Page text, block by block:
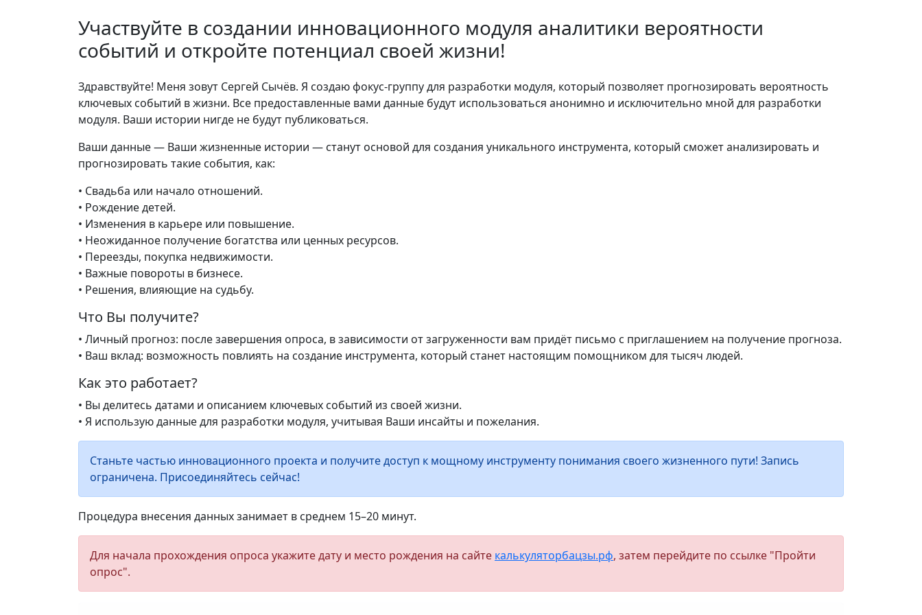
Участвуйте в создании инновационного модуля аналитики вероятности
событий и откройте потенциал своей жизни!
Здравствуйте! Меня зовут Сергей Сычёв. Я создаю фокус-группу для разработки модуля, который позволяет прогнозировать вероятность
ключевых событий в жизни. Все предоставленные вами данные будут использоваться анонимно и исключительно мной для разработки
модуля. Ваши истории нигде не будут публиковаться.
Ваши данные — Ваши жизненные истории — станут основой для создания уникального инструмента, который сможет анализировать и
прогнозировать такие события, как:
• Свадьба или начало отношений.
• Рождение детей.
• Изменения в карьере или повышение.
• Неожиданное получение богатства или ценных ресурсов.
• Переезды, покупка недвижимости.
• Важные повороты в бизнесе.
• Решения, влияющие на судьбу.
Что Вы получите?
• Личный прогноз: после завершения опроса, в зависимости от загруженности вам придёт письмо с приглашением на получение прогноза.
• Ваш вклад: возможность повлиять на создание инструмента, который станет настоящим помощником для тысяч людей.
Как это работает?
• Вы делитесь датами и описанием ключевых событий из своей жизни.
• Я использую данные для разработки модуля, учитывая Ваши инсайты и пожелания.
Станьте частью инновационного проекта и получите доступ к мощному инструменту понимания своего жизненного пути! Запись
ограничена. Присоединяйтесь сейчас!
Процедура внесения данных занимает в среднем 15–20 минут.
Для начала прохождения опроса укажите дату и место рождения на сайте калькуляторбацзы.рф, затем перейдите по ссылке "Пройти
опрос".